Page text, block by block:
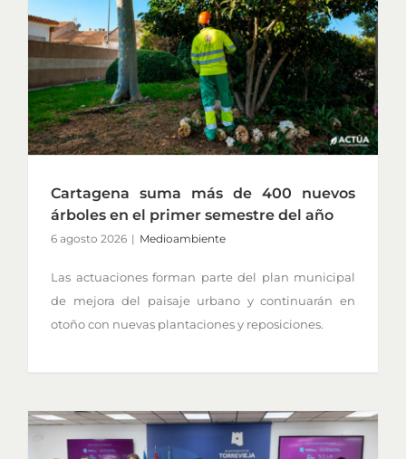
Cartagena suma más de 400 nuevos
árboles en el primer semestre del año
6 agosto 2026 | Medioambiente
Las actuaciones forman parte del plan municipal
de mejora del paisaje urbano y continuarán en
otoño con nuevas plantaciones y reposiciones.